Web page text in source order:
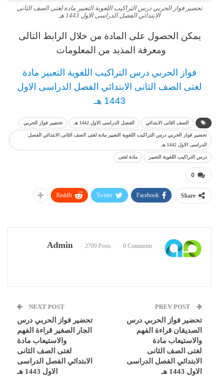
تحضير فواز الحربي درس التراكيب اللغوية التعبير مادة لغتى الصف الثانى
الابتدائي الفصل الدراسى الاول 1443 هـ
يمكن الحصول على المادة من خلال الرابط التالى
ومعرفة المذيد من المعلومات
فواز الحربي درس التراكيب اللغوية التعبير مادة
لغتى
الصف الثانى الابتدائي الفصل الدراسى الاول
1443 هـ
الصف الثانى الابتدائي الفصل الدراسى الاول 1442 هـ تحضير فواز الحربي
تحضير فواز الحربي درس التراكيب اللغوية التعبير مادة لغتى الصف الثانى الابتدائي الفصل
الدراسى الاول 1442 هـ
درس التراكيب اللغوية التعبير مادة لغتى
0
Share
Facebook
Twitter
ReddIt
Admin 2709 Posts 0 Comments
تحضير فواز الحربي درس
الصديقان قراءة الفهم
والاستيعاب مادة
لغتى الصف الثانى
الابتدائي الفصل الدراسى
الاول 1443 هـ
NEXT POST
تحضير فواز الحربي درس
الجار الصغير قراءة الفهم
والاستيعاب مادة
لغتى الصف الثانى
الابتدائي الفصل الدراسى
الاول 1443 هـ